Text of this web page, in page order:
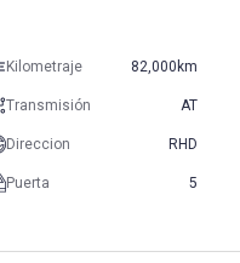
Kilometraje 82,000km
Transmisión AT
Direccion RHD
Puerta 5